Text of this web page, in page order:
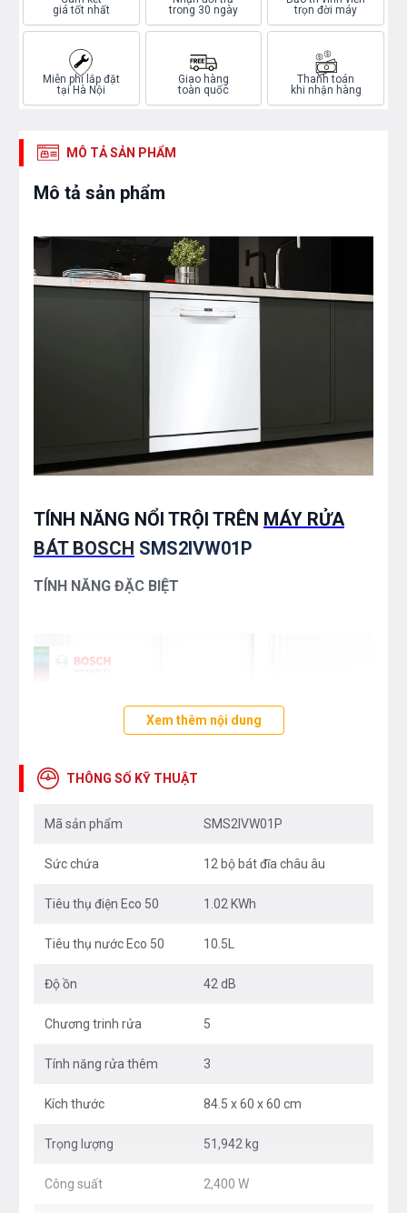
giá tốt nhất
trong 30 ngày
trọn đời máy
Miễn phí lắp đặt
tại Hà Nội
Giao hàng
toàn quốc
Thanh toán
khi nhận hàng
MÔ TẢ SẢN PHẨM
Mô tả sản phẩm
TÍNH NĂNG NỔI TRỘI TRÊN MÁY RỬA
BÁT BOSCH SMS2IVW01P
TÍNH NĂNG ĐẶC BIỆT
Xem thêm nội dung
THÔNG SỐ KỸ THUẬT
Mã sản phẩm SMS2IVW01P
Sức chứa 12 bộ bát đĩa châu âu
Tiêu thụ điện Eco 50 1.02 KWh
Tiêu thụ nước Eco 50 10.5L
Độ ồn 42 dB
Chương trinh rửa 5
Tính năng rửa thêm 3
Kích thước 84.5 x 60 x 60 cm
Trọng lượng 51,942 kg
Công suất 2,400 W